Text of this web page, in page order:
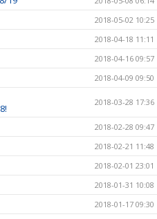
2018-05-02 10:25
2018-04-18 11:11
2018-04-16 09:57
2018-04-09 09:50
2018-03-28 17:36
2018-02-28 09:47
2018-02-21 11:48
2018-02-01 23:01
2018-01-31 10:08
2018-01-17 09:30